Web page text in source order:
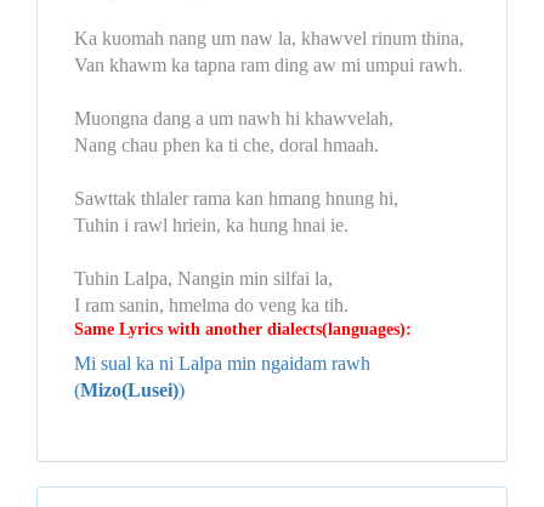
Ka kuomah nang um naw la, khawvel rinum thina,
Van khawm ka tapna ram ding aw mi umpui rawh.
Muongna dang a um nawh hi khawvelah,
Nang chau phen ka ti che, doral hmaah.
Sawttak thlaler rama kan hmang hnung hi,
Tuhin i rawl hriein, ka hung hnai ie.
Tuhin Lalpa, Nangin min silfai la,
I ram sanin, hmelma do veng ka tih.
Same Lyrics with another dialects(languages):
Mi sual ka ni Lalpa min ngaidam rawh
(Mizo(Lusei))